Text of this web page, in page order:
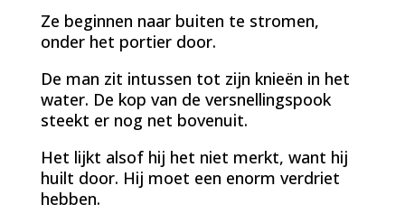
Ze beginnen naar buiten te stromen,
onder het portier door.
De man zit intussen tot zijn knieën in het
water. De kop van de versnellingspook
steekt er nog net bovenuit.
Het lijkt alsof hij het niet merkt, want hij
huilt door. Hij moet een enorm verdriet
hebben.